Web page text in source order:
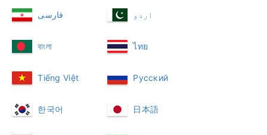
فارسی اردو
বাংলা ไทย
Tiếng Việt Русский
한국어 日本語